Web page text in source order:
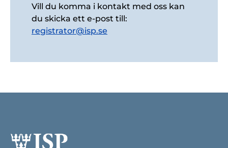
Vill du komma i kontakt med oss kan
du skicka ett e-post till:
registrator@isp.se